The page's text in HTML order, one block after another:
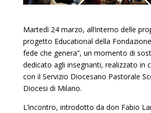
Martedì 24 marzo, all’interno delle
progetto Educational della
fede che genera”, un momento di
dedicato agli insegnanti, realizzato in
con il Servizio Diocesano Pastorale
Diocesi di Milano.
L’incontro, introdotto da don Fabio